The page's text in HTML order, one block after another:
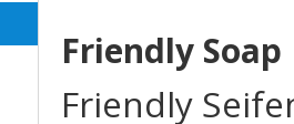
Friendly Soap
Friendly